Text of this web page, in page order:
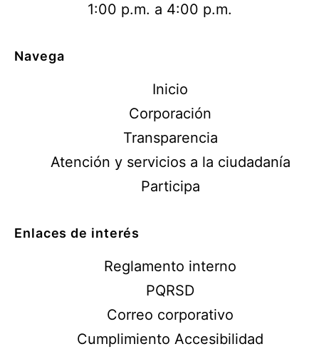
1:00 p.m. a 4:00 p.m.
Navega
Inicio
Corporación
Transparencia
Atención y servicios a la ciudadanía
Participa
Enlaces de interés
Reglamento interno
PQRSD
Correo corporativo
Cumplimiento Accesibilidad